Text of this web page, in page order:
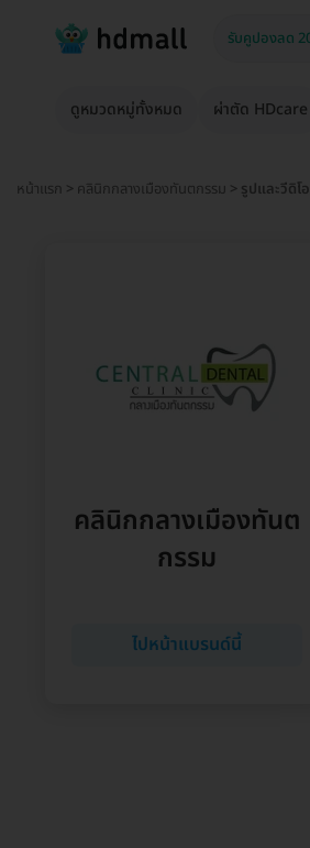
ดูหมวดหมู่ทั้งหมด ผ่าตัด HDcare
หน้าแรก > คลินิกกลางเมืองทันตกรรม > รูปและวีดิโอ
คลินิกกลางเมืองทันต
กรรม
ไปหน้าแบรนด์นี้